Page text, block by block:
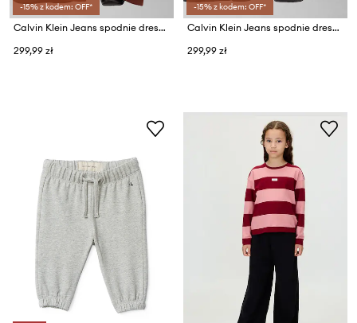
-15% z kodem: OFF*
Calvin Klein Jeans spodnie dresowe dziecięce bawełniane
299,99 zł
-15% z kodem: OFF*
Calvin Klein Jeans spodnie dresowe dziecięce bawełniane
299,99 zł